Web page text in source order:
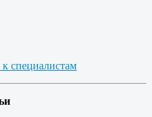
специалистам